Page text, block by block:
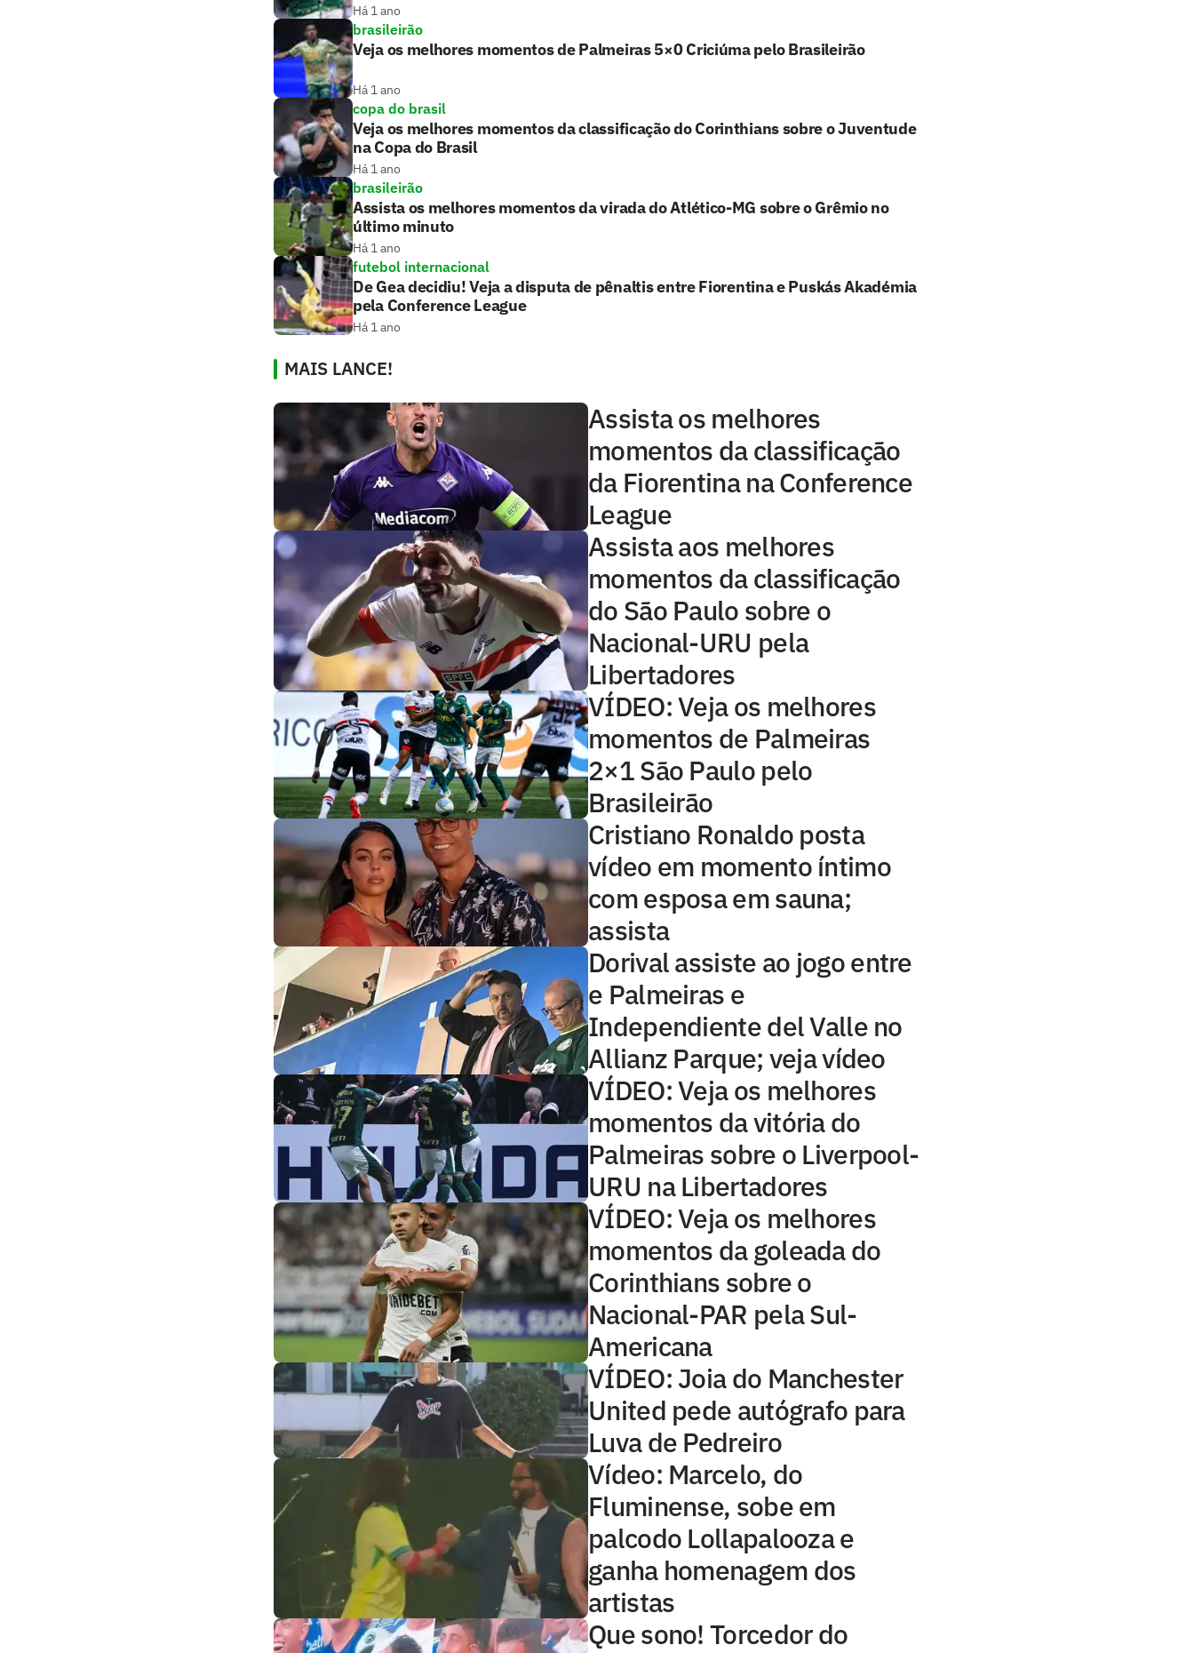
Há 1 ano
brasileirão
Veja os melhores momentos de Palmeiras 5×0 Criciúma pelo Brasileirão
Há 1 ano
copa do brasil
Veja os melhores momentos da classificação do Corinthians sobre o Juventude
na Copa do Brasil
Há 1 ano
brasileirão
Assista os melhores momentos da virada do Atlético-MG sobre o Grêmio no
último minuto
Há 1 ano
futebol internacional
De Gea decidiu! Veja a disputa de pênaltis entre Fiorentina e Puskás Akadémia
pela Conference League
Há 1 ano
MAIS LANCE!
Assista os melhores
momentos da classificação
da Fiorentina na Conference
League
Assista aos melhores
momentos da classificação
do São Paulo sobre o
Nacional-URU pela
Libertadores
VÍDEO: Veja os melhores
momentos de Palmeiras
2×1 São Paulo pelo
Brasileirão
Cristiano Ronaldo posta
vídeo em momento íntimo
com esposa em sauna;
assista
Dorival assiste ao jogo entre
e Palmeiras e
Independiente del Valle no
Allianz Parque; veja vídeo
VÍDEO: Veja os melhores
momentos da vitória do
Palmeiras sobre o Liverpool-
URU na Libertadores
VÍDEO: Veja os melhores
momentos da goleada do
Corinthians sobre o
Nacional-PAR pela Sul-
Americana
VÍDEO: Joia do Manchester
United pede autógrafo para
Luva de Pedreiro
Vídeo: Marcelo, do
Fluminense, sobe em
palcodo Lollapalooza e
ganha homenagem dos
artistas
Que sono! Torcedor do